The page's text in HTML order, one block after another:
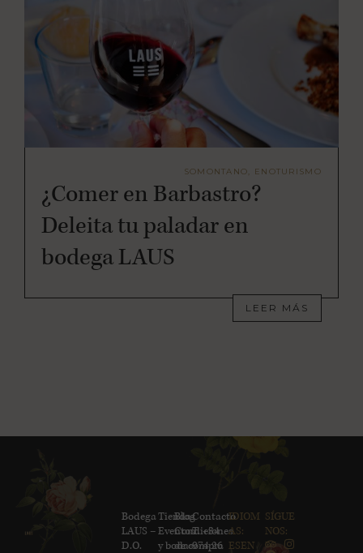
SOMONTANO, ENOTURISMO
¿Comer en Barbastro?
Deleita tu paladar en
bodega LAUS
LEER MÁS
Bodega
LAUS –
D.O.
Tienda
Eventos
y bodas
Blog
Condiciones
de compra
Contacto
T. +34
974 26
IDIOM
AS:
ESEN
SÍGUE
NOS: